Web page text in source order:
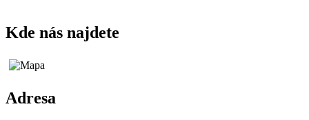
Kde nás najdete
Adresa